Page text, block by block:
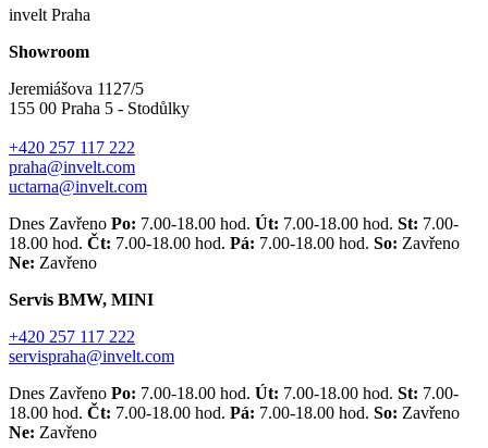
invelt Praha
Showroom
Jeremiášova 1127/5
155 00 Praha 5 - Stodůlky
+420 257 117 222
praha@invelt.com
uctarna@invelt.com
Dnes Zavřeno Po: 7.00-18.00 hod. Út: 7.00-18.00 hod. St: 7.00-
18.00 hod. Čt: 7.00-18.00 hod. Pá: 7.00-18.00 hod. So: Zavřeno
Ne: Zavřeno
Servis BMW, MINI
+420 257 117 222
servispraha@invelt.com
Dnes Zavřeno Po: 7.00-18.00 hod. Út: 7.00-18.00 hod. St: 7.00-
18.00 hod. Čt: 7.00-18.00 hod. Pá: 7.00-18.00 hod. So: Zavřeno
Ne: Zavřeno